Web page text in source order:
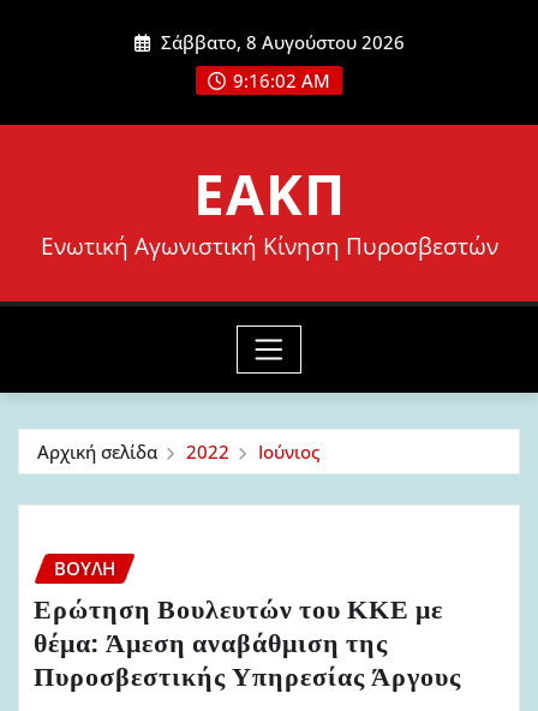
Σάββατο, 8 Αυγούστου 2026
9:16:03 AM
ΕΑΚΠ
Ενωτική Αγωνιστική Κίνηση Πυροσβεστών
Αρχική σελίδα 2022 Ιούνιος
ΒΟΥΛΉ
Ερώτηση Βουλευτών του ΚΚΕ με
θέμα: Άμεση αναβάθμιση της
Πυροσβεστικής Υπηρεσίας Άργους